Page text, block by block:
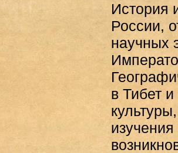
История
России,
научных
в Тибет